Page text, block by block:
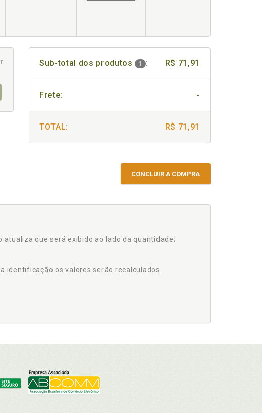
Sub-total dos produtos 1 : R$ 71,91
Frete: -
TOTAL: R$ 71,91
CONCLUIR A COMPRA
que será exibido ao lado da quantidade;
identificação os valores serão recalculados.